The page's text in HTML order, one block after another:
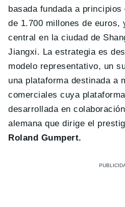
basada fundada a
de 1.700 millones de euros,
central en la ciudad de
Jiangxi. La estrategia es
modelo representativo, un
una plataforma destinada a
comerciales cuya
desarrollada en
alemana que dirige el
Roland Gumpert.